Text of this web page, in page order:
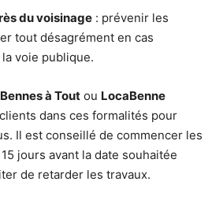
du voisinage : prévenir les
tout désagrément en cas
voie publique.
Bennes à Tout ou LocaBenne
dans ces formalités pour
Il est conseillé de commencer les
jours avant la date souhaitée
de retarder les travaux.